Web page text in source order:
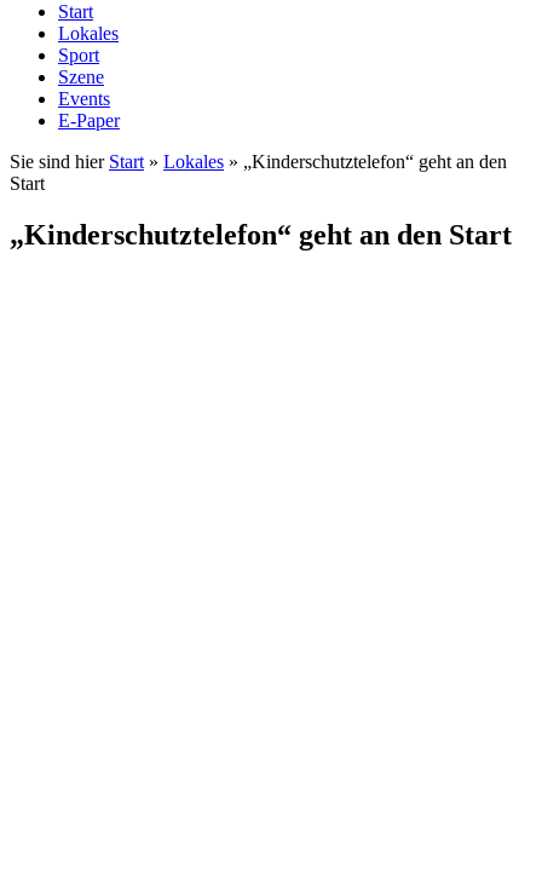
Start
Lokales
Sport
Szene
Events
E-Paper
Sie sind hier Start » Lokales » „Kinderschutztelefon“ geht an den
Start
„Kinderschutztelefon“ geht an den Start